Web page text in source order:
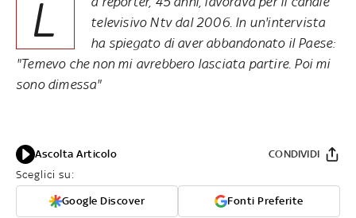
L
televisivo Ntv dal 2006. In un'intervista
ha spiegato di aver abbandonato il Paese:
"Temevo che non mi avrebbero lasciata partire. Poi mi
sono dimessa"
Ascolta Articolo
Sceglici su:
Google Discover Fonti Preferite
CONDIVIDI